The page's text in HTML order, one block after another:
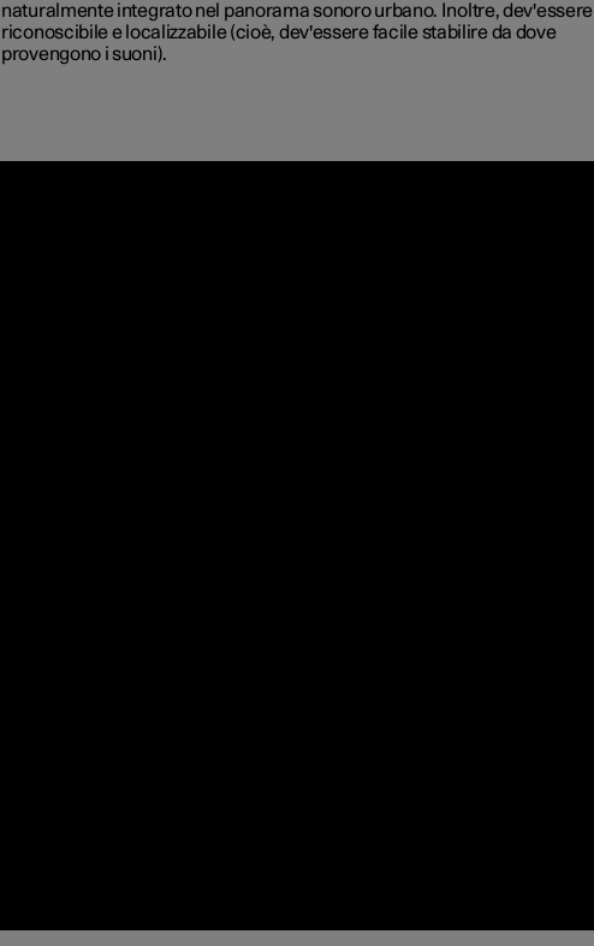
naturalmente integrato nel panorama sonoro urbano. Inoltre, dev'essere
riconoscibile e localizzabile (cioè, dev'essere facile stabilire da dove
provengono i suoni).